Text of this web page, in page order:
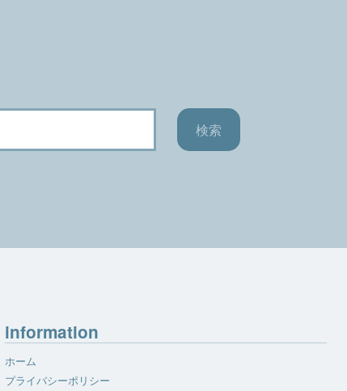
information
ホーム
プライバシーポリシー